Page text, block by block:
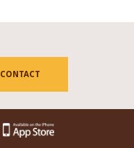
CONTACT